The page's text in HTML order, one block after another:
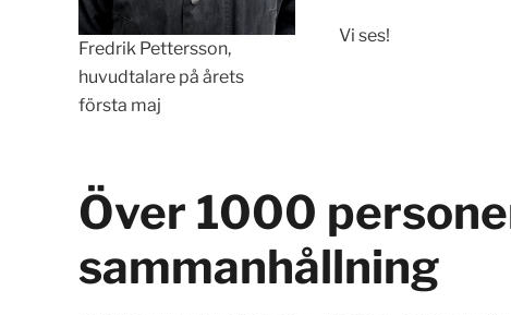
Fredrik Pettersson,
huvudtalare på årets
första maj
Vi ses!
Över 1000
sammanhållning